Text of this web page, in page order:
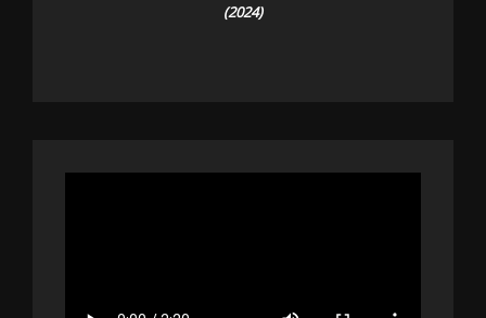
(2024)